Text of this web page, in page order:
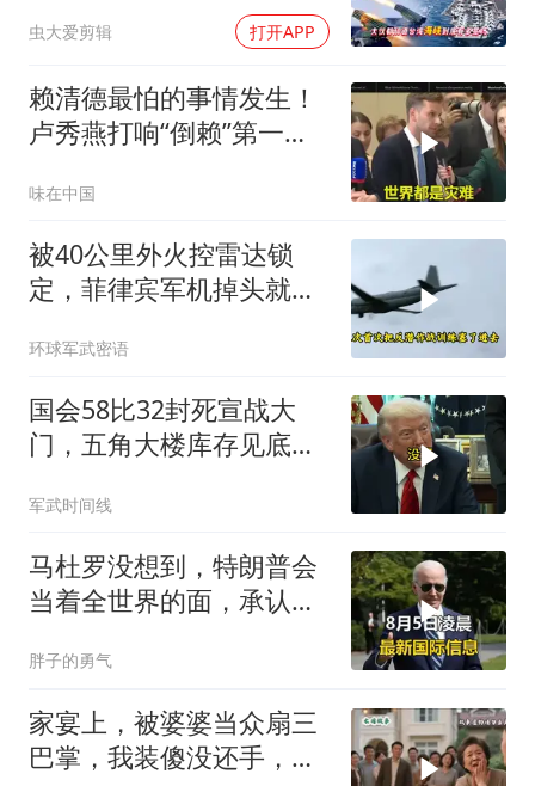
虫大爱剪辑 打开APP
赖清德最怕的事情发生！
卢秀燕打响“倒赖”第一
味在中国
被40公里外火控雷达锁
定，菲律宾军机掉头就
场
环球军武密语
国会58比32封死宣战大
门，五角大楼库存见底，
生了什么
军武时间线
马杜罗没想到，特朗普会
当着全世界的面，承认一
胖子的勇气
家宴上，被婆婆当众扇三
巴掌，我装傻没还手，悄